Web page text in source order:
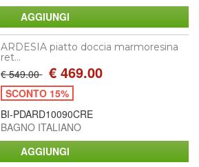
ARDESIA piatto doccia marmoresina
ret...
€ 549.00 € 469.00
SCONTO 15%
BI-PDARD10090CRE
BAGNO ITALIANO